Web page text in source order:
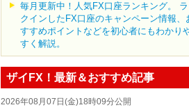
毎月更新中！人気FX口座ランキング。
クインしたFX口座のキャンペーン情報、
すすめポイントなどを初心者にもわかり
すく解説。
ザイFX！最新＆おすすめ記事
2026年08月07日(金)18時09分公開